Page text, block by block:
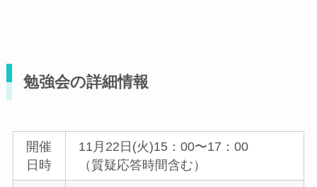
勉強会の詳細情報
開催
日時
11月22日(火)15：00〜17：00
（質疑応答時間含む）